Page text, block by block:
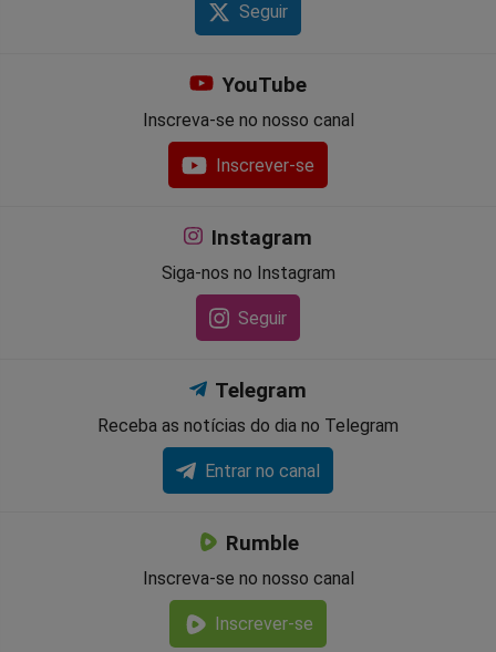
Seguir
YouTube
Inscreva-se no nosso canal
Inscrever-se
Instagram
Siga-nos no Instagram
Seguir
Telegram
Receba as notícias do dia no Telegram
Entrar no canal
Rumble
Inscreva-se no nosso canal
Inscrever-se